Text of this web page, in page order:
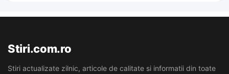
Stiri.com.ro
Stiri actualizate zilnic, articole de calitate si informatii din toate